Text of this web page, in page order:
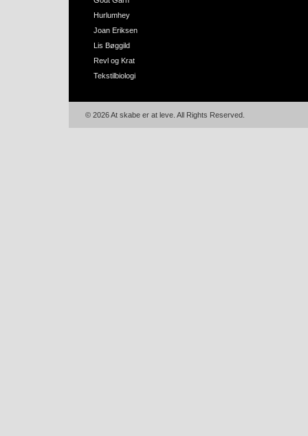
Hurlumhey
Joan Eriksen
Lis Bøggild
Revl og Krat
Tekstilbiologi
© 2026 At skabe er at leve. All Rights Reserved.